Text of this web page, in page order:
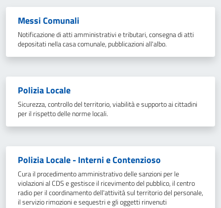
Messi Comunali
Notificazione di atti amministrativi e tributari, consegna di atti
depositati nella casa comunale, pubblicazioni all'albo.
Polizia Locale
Sicurezza, controllo del territorio, viabilità e supporto ai cittadini
per il rispetto delle norme locali.
Polizia Locale - Interni e Contenzioso
Cura il procedimento amministrativo delle sanzioni per le
violazioni al CDS e gestisce il ricevimento del pubblico, il centro
radio per il coordinamento dell'attività sul territorio del personale,
il servizio rimozioni e sequestri e gli oggetti rinvenuti